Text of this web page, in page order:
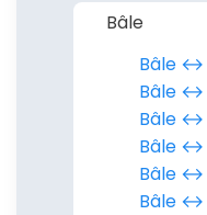
Bâle
Bâle ↔︎
Bâle ↔︎
Bâle ↔︎
Bâle ↔︎
Bâle ↔︎
Bâle ↔︎